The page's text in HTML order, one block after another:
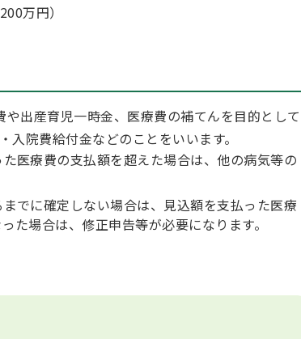
万円）
出産育児一時金、医療費の補てんを目的として
院費給付金などのことをいいます。
医療費の支払額を超えた場合は、他の病気等の
でに確定しない場合は、見込額を支払った医療
た場合は、修正申告等が必要になります。